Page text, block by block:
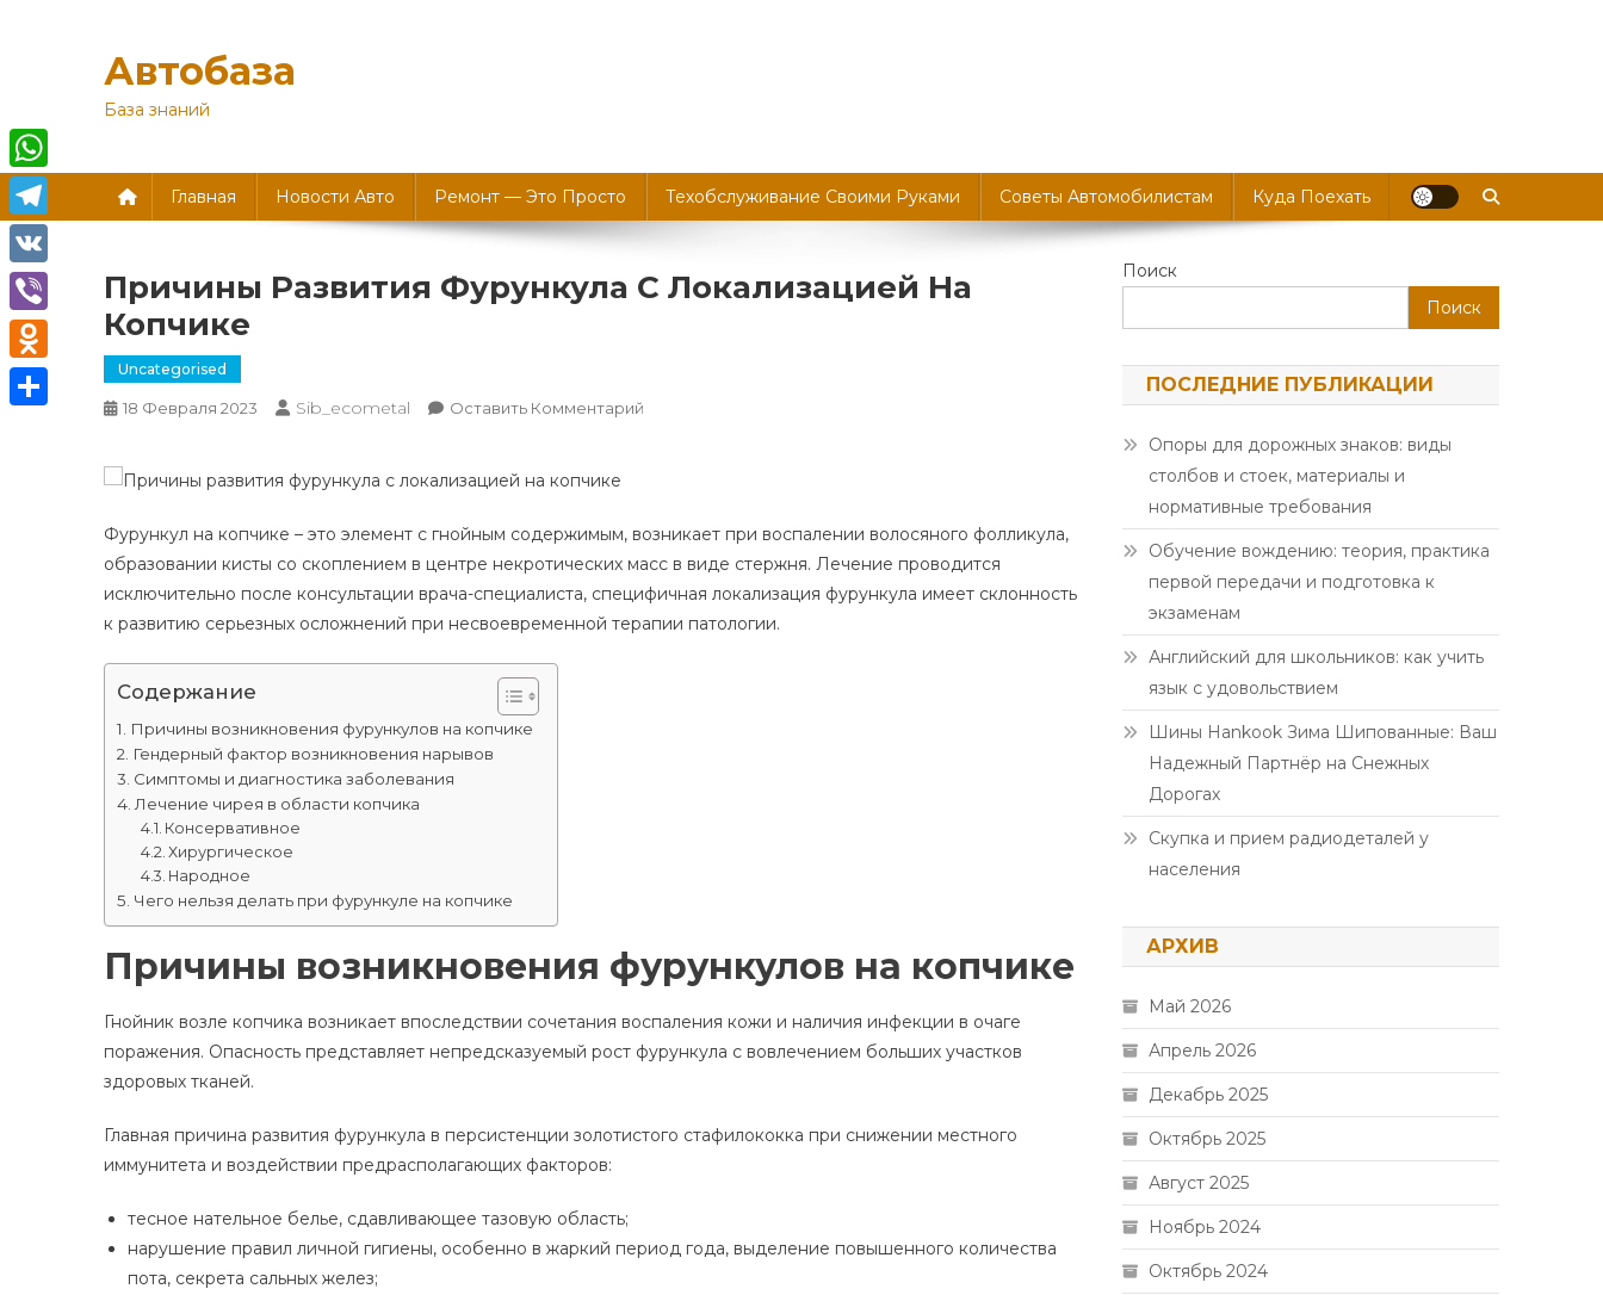
содержимомуАвтобаза
База знаний
Главная Новости Авто Ремонт — Это Просто Техобслуживание Своими Руками Советы Автомобилистам Куда Поехать
Причины Развития Фурункула С Локализацией На
Копчике
Uncategorised
18 Февраля 2023 Sib_ecometal Оставить Комментарий
Локализацией
На
Копчике
Фурункул на копчике – это элемент с гнойным содержимым, возникает при воспалении волосяного фолликула,
образовании кисты со скоплением в центре некротических масс в виде стержня. Лечение проводится
исключительно после консультации врача-специалиста, специфичная локализация фурункула имеет склонность
к развитию серьезных осложнений при несвоевременной терапии патологии.
Содержание
Причины возникновения фурункулов на копчике
Гендерный фактор возникновения нарывов
Симптомы и диагностика заболевания
Лечение чирея в области копчика
Консервативное
Хирургическое
Народное
Чего нельзя делать при фурункуле на копчике
Причины возникновения фурункулов на копчике
Гнойник возле копчика возникает впоследствии сочетания воспаления кожи и наличия инфекции в очаге
поражения. Опасность представляет непредсказуемый рост фурункула с вовлечением больших участков
здоровых тканей.
Главная причина развития фурункула в персистенции золотистого стафилококка при снижении местного
иммунитета и воздействии предрасполагающих факторов:
тесное нательное белье, сдавливающее тазовую область;
нарушение правил личной гигиены, особенно в жаркий период года, выделение повышенного количества
пота, секрета сальных желез;
Поиск
Поиск
ПОСЛЕДНИЕ ПУБЛИКАЦИИ
Опоры для дорожных знаков: виды
столбов и стоек, материалы и
нормативные требования
Обучение вождению: теория, практика
первой передачи и подготовка к
экзаменам
Английский для школьников: как учить
язык с удовольствием
Шины Hankook Зима Шипованные: Ваш
Надежный Партнёр на Снежных
Дорогах
Скупка и прием радиодеталей у
населения
АРХИВ
Май 2026
Апрель 2026
Декабрь 2025
Октябрь 2025
Август 2025
Ноябрь 2024
Октябрь 2024
WhatsApp
Telegram
VK
Viber
Odnoklassniki